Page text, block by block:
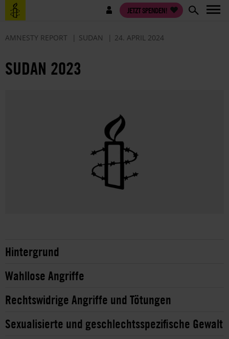
Direkt
zum
Benutzermenü JETZT SPENDEN!
AMNESTY REPORT SUDAN 24. APRIL 2024
SUDAN 2023
Hintergrund
Wahllose Angriffe
Rechtswidrige Angriffe und Tötungen
Sexualisierte und geschlechtsspezifische Gewalt